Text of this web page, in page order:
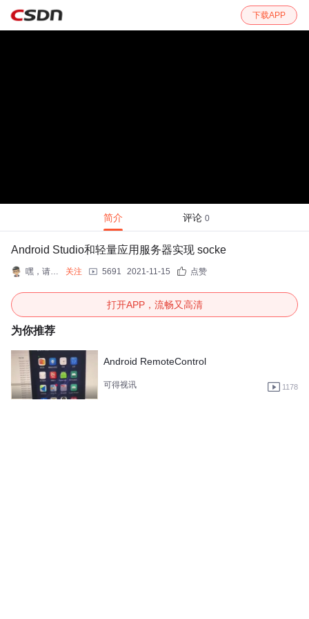
下载APP
简介 评论 0
Android Studio和轻量应用服务器实现 socke
嘿，请叫我小哥 关注 5691 2021-11-15 点赞
打开APP，流畅又高清
为你推荐
Android RemoteControl
可得视讯 1178